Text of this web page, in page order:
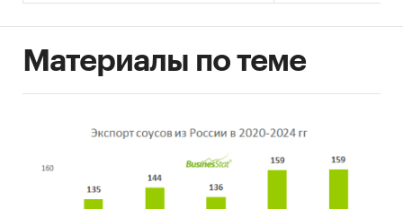
Ценовой анализ
привлекательности рынка
Динамика и прогноз внешнеторговых
Прогноз развития рынка соусов до 2030 г.
Выводы по исследованию
Материалы по теме